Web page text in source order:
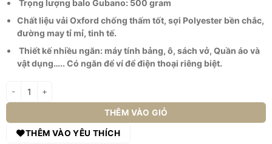
629.000 ₫.
là:
419.000 ₫.
Trọng lượng balo Gubano: 500 gram
Chất liệu vải Oxford chống thấm tốt, sợi Polyester bền chắc,
đường may tỉ mỉ, tinh tế.
Thiết kế nhiều ngăn: máy tính bảng, ô, sách vở, Quần áo và
vật dụng….. Có ngăn để ví để điện thoại riêng biệt.
Balo nữ đi chơi nhỏ gọn GB-BL100 số lượng
THÊM VÀO GIỎ
THÊM VÀO YÊU THÍCH